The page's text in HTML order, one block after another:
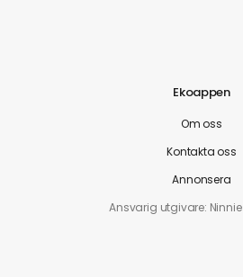
Ekoappen
Om oss
Kontakta oss
Annonsera
Ansvarig utgivare: